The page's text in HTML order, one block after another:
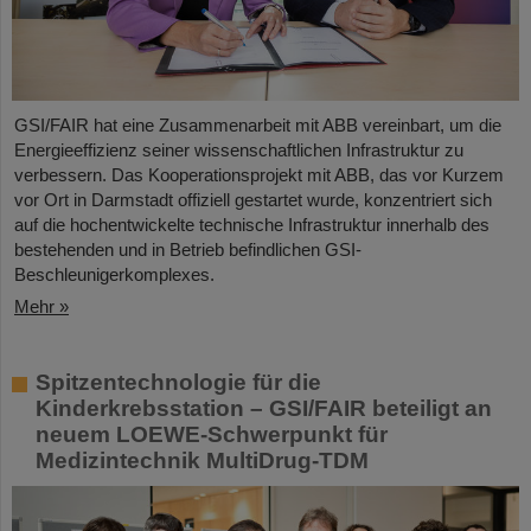
GSI/FAIR hat eine Zusammenarbeit mit ABB vereinbart, um die
Energieeffizienz seiner wissenschaftlichen Infrastruktur zu
verbessern. Das Kooperationsprojekt mit ABB, das vor Kurzem
vor Ort in Darmstadt offiziell gestartet wurde, konzentriert sich
auf die hochentwickelte technische Infrastruktur innerhalb des
bestehenden und in Betrieb befindlichen GSI-
Beschleunigerkomplexes.
Mehr »
Spitzentechnologie für die
Kinderkrebsstation – GSI/FAIR beteiligt an
neuem LOEWE-Schwerpunkt für
Medizintechnik MultiDrug-TDM